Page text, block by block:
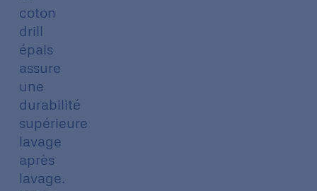
coton
drill
épais
assure
une
durabilité
supérieure
lavage
après
lavage.